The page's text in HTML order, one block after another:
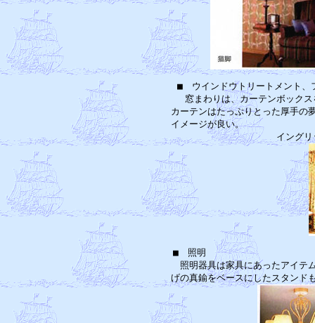
■　ウインドウト
窓まわりは、カーテンボックス
カーテンはたっぷりとった厚手の
イメー
イング
■
照明器具は家具にあったアイテ